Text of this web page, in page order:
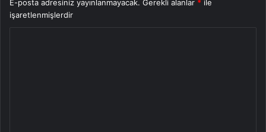
E-posta adresiniz yayınlanmayacak. Gerekli alanlar * ile
işaretlenmişlerdir